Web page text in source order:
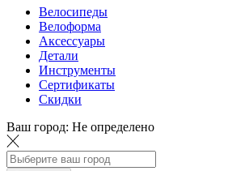
Велосипеды
Велоформа
Аксессуары
Детали
Инструменты
Сертификаты
Скидки
Ваш город: Не определено